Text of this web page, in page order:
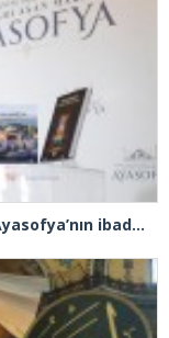
İletişim Başkanı Burhanettin Duran: “Ayasofya’nın ibadete açılması adeta bir Kızılelma’ydı”